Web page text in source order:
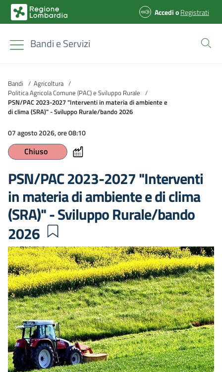
AccedioRegistrati
Bandi e Servizi
Bandi / Agricoltura /
Politica Agricola Comune (PAC) e Sviluppo Rurale /
PSN/PAC 2023-2027 "Interventi in materia di ambiente e
di clima (SRA)" - Sviluppo Rurale/bando 2026
07 agosto 2026, ore 08:10
Chiuso
PSN/PAC 2023-2027 "Interventi
in materia di ambiente e di clima
(SRA)" - Sviluppo Rurale/bando
2026